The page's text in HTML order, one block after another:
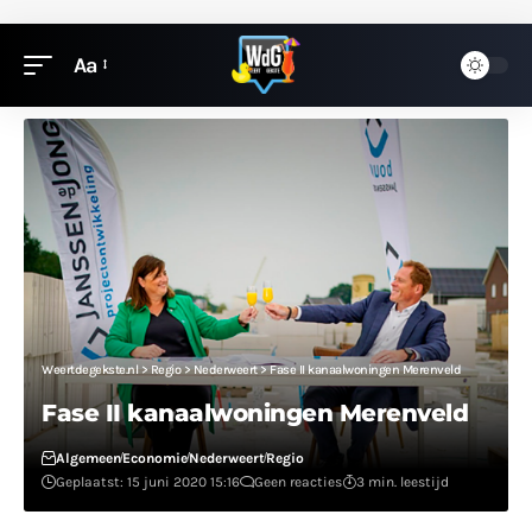
Aa
Weertdegekste.nl>Regio>Nederweert>Fase II kanaalwoningen Merenveld
Fase II kanaalwoningen Merenveld
AlgemeenEconomieNederweertRegio
Geplaatst: 15 juni 2020 15:16
Geen reacties 3 min. leestijd